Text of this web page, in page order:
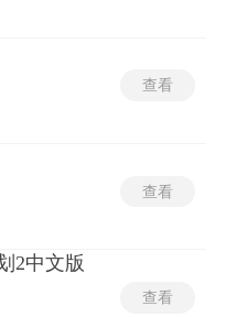
查看
查看
2中文版
查看